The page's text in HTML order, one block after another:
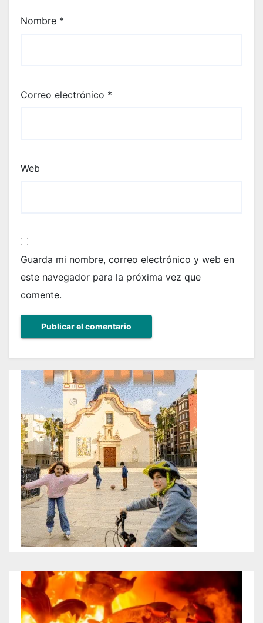
Nombre *
Correo electrónico *
Web
Guarda mi nombre, correo electrónico y web en
este navegador para la próxima vez que
comente.